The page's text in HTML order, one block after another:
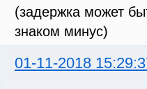
(задержка может
знаком минус)
01-11-2018